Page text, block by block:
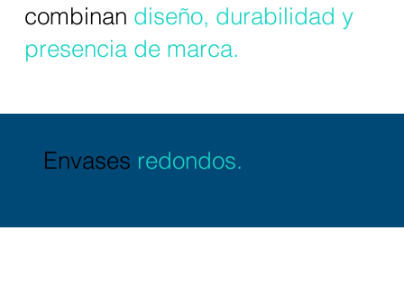
combinan diseño, durabilidad y
presencia de marca.
Envases redondos.